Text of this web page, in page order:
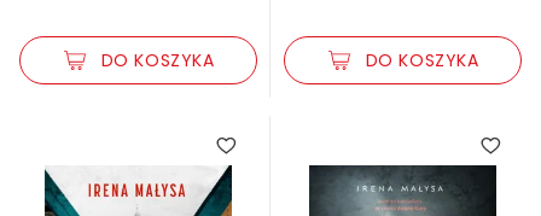
DO KOSZYKA DO KOSZYKA